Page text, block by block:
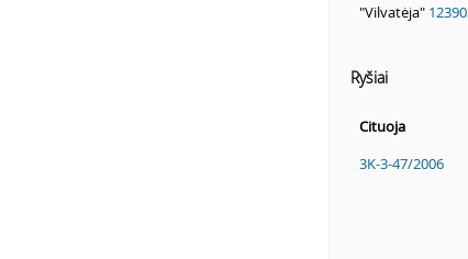
"Vilvatėja"
Ryšiai
Cituoja
3K-3-47/2006